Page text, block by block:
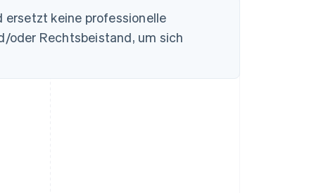
ersetzt keine professionelle
oder Rechtsbeistand, um sich